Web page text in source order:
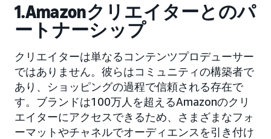
1.Amazonクリエイターとのパ
ートナーシップ
クリエイターは単なるコンテンツプロデューサー
ではありません。彼らはコミュニティの構築者で
あり、ショッピングの過程で信頼される存在で
す。ブランドは100万人を超えるAmazonのクリ
エイターにアクセスできるため、さまざまなフォ
ーマットやチャネルでオーディエンスを引き付け